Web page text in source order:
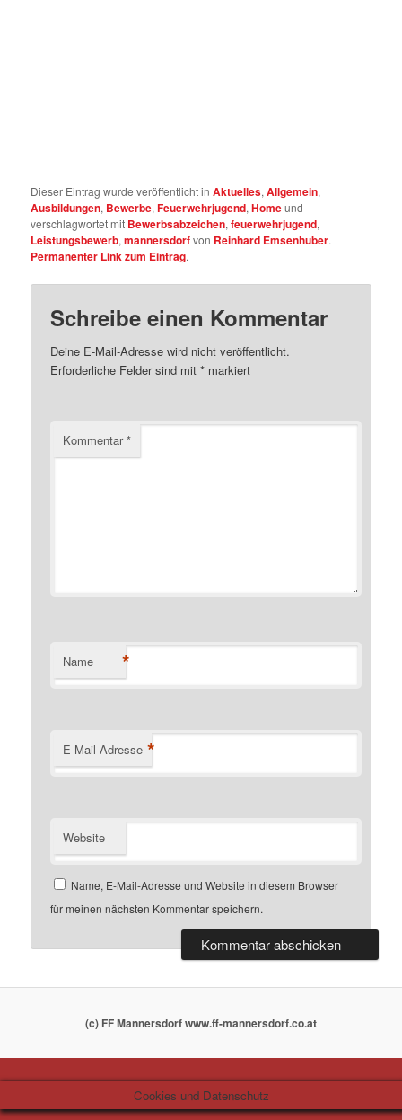
Dieser Eintrag wurde veröffentlicht inAktuelles,Allgemein,
Ausbildungen, Bewerbe,Feuerwehrjugend,Homeund
verschlagwortet mit Bewerbsabzeichen,feuerwehrjugend,
Leistungsbewerb,mannersdorfvon Reinhard Emsenhuber.
Permanenter Link zum Eintrag.
Schreibe einen Kommentar
Deine E-Mail-Adresse wird nicht veröffentlicht.
Erforderliche Felder sind mit* markiert
Kommentar*
Name *
E-Mail-Adresse *
Website
Name, E-Mail-Adresse und Website in diesem Browser
für meinen nächsten Kommentar speichern.
(c) FF Mannersdorf www.ff-mannersdorf.co.at
Cookies und Datenschutz